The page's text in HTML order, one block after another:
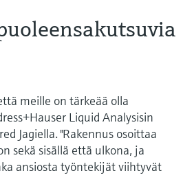
meille on tärkeää olla
Liquid Analysisin
Jagiella. "Rakennus osoittaa
sekä sisällä että ulkona, ja
ansiosta työntekijät viihtyvät